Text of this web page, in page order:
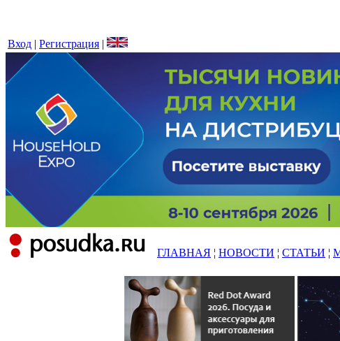
Вход | Регистрация |
ГЛАВНАЯ ¦ НОВОСТИ ¦ СТАТЬИ ¦